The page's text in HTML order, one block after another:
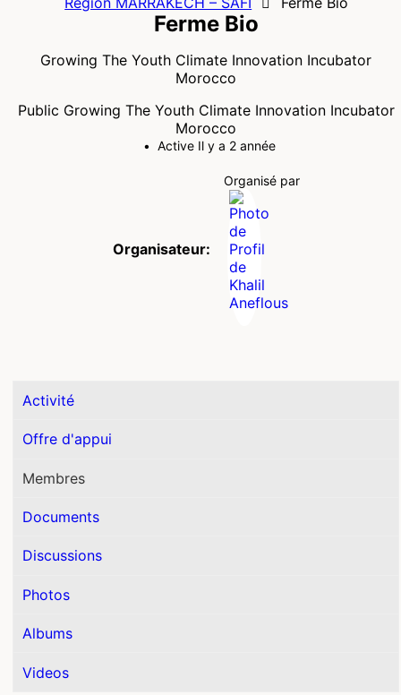
Ferme Bio
Growing The Youth Climate Innovation Incubator
Morocco
Public Growing The Youth Climate Innovation Incubator
Morocco
Active Il y a 2 année
Organisateur:
Organisé par
Activité
Offre d'appui
Membres
Documents
Discussions
Photos
Albums
Videos